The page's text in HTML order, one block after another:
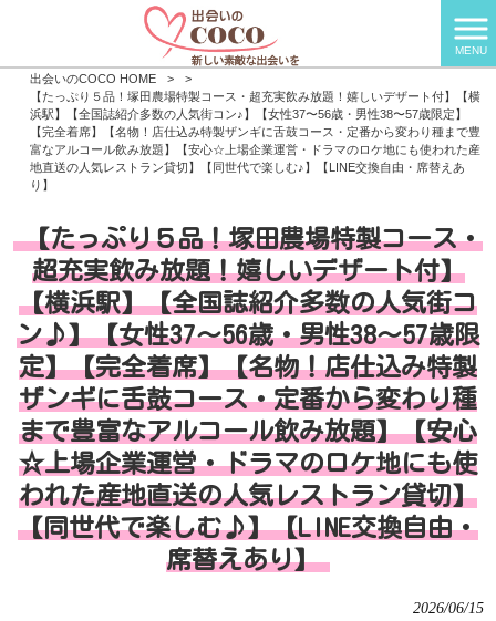
MENU
出会いのCOCO HOME >
>
【たっぷり５品！塚田農場特製コース・超充実飲み放題！嬉しいデザート付】【横
浜駅】【全国誌紹介多数の人気街コン♪】【女性37〜56歳・男性38〜57歳限定】
【完全着席】【名物！店仕込み特製ザンギに舌鼓コース・定番から変わり種まで豊
富なアルコール飲み放題】【安心☆上場企業運営・ドラマのロケ地にも使われた産
地直送の人気レストラン貸切】【同世代で楽しむ♪】【LINE交換自由・席替えあ
り】
【たっぷり５品！塚田農場特製コース・
超充実飲み放題！嬉しいデザート付】
【横浜駅】【全国誌紹介多数の人気街コ
ン♪】【女性37〜56歳・男性38〜57歳限
定】【完全着席】【名物！店仕込み特製
ザンギに舌鼓コース・定番から変わり種
まで豊富なアルコール飲み放題】【安心
☆上場企業運営・ドラマのロケ地にも使
われた産地直送の人気レストラン貸切】
【同世代で楽しむ♪】【LINE交換自由・
席替えあり】
2026/06/15